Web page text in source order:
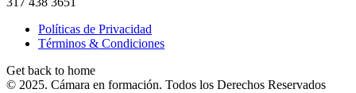
Políticas de Privacidad
Términos & Condiciones
Get back to home
© 2025. Cámara en formación. Todos los Derechos Reservados